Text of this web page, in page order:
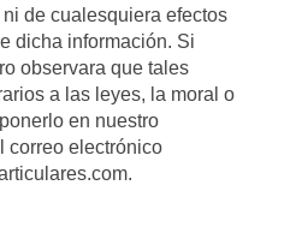
de cualesquiera efectos
dicha información. Si
observara que tales
a las leyes, la moral o
en nuestro
correo electrónico